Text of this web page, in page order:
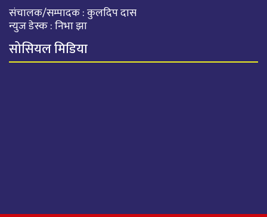
संचालक/सम्पादक : कुलदिप दास
न्युज डेस्क : निभा झा
सोसियल मिडिया